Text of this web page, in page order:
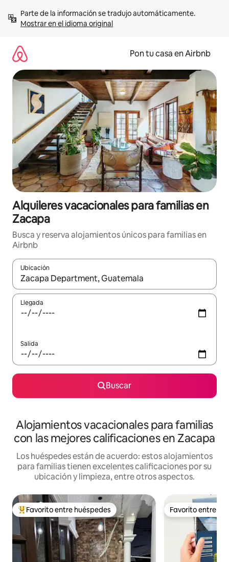
contenidoMostrar en el idioma original
Pon tu casa en Airbnb
Alquileres vacacionales para familias en
Zacapa
Busca y reserva alojamientos únicos para familias en
Airbnb
Ubicación
Cuando los resultados estén disponibles, navega con las
Llegada
Salida
Buscar
Alojamientos vacacionales para familias
con las mejores calificaciones en Zacapa
Los huéspedes están de acuerdo: estos alojamientos
para familias tienen excelentes calificaciones por su
ubicación y limpieza, entre otros aspectos.
Favorito entre huéspedes preferido
Favorito entre huéspedes Favorito entre
Favorito entre